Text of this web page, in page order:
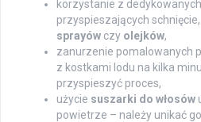
korzystanie z
przyspieszających
sprayów czy olejków,
zanurzenie pomalowanych
z kostkami lodu na kilka
przyspieszyć proces,
użycie suszarki do włosów
powietrze – należy unikać